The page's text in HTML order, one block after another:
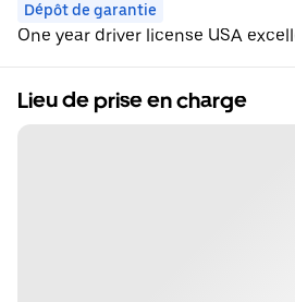
Dépôt de garantie
One year driver license USA
Lieu de prise en charge